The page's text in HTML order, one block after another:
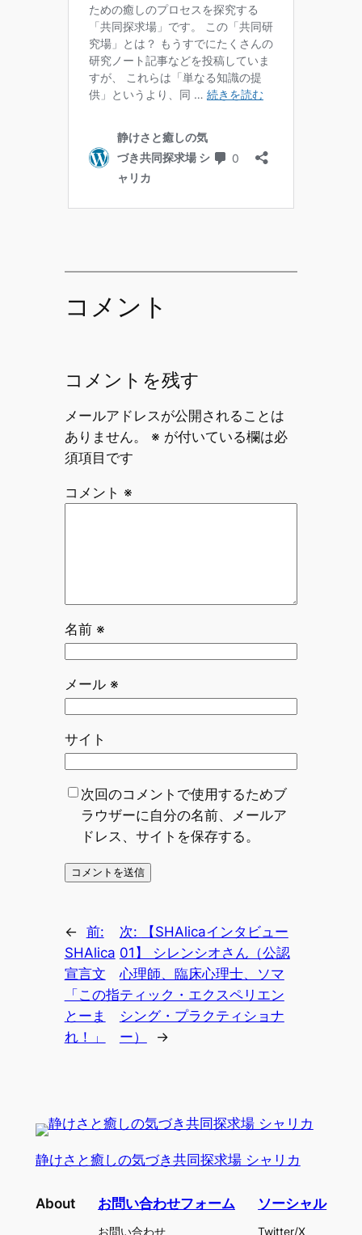
コメント
コメントを残す
メールアドレスが公開されることは
ありません。
※ が付いている欄は必
須項目です
コメント ※
名前 ※
メール ※
サイト
次回のコメントで使用するためブ
ラウザーに自分の名前、メールア
ドレス、サイトを保存する。
← 前:
SHAlica
宣言文
「この指
とーま
れ！」
次:
【SHAlicaインタビュー
01】 シレンシオさん（公認
心理師、臨床心理士、ソマ
ティック・エクスペリエン
シング・プラクティショナ
ー）
→
静けさと癒しの気づき共同探求場 シャリカ
About お問い合わせフォーム
お問い合わせ
ソーシャル
Twitter/X